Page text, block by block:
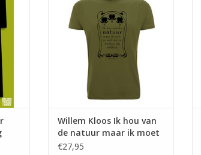
genomen van een boekband uit
1900
TOEVOEGEN AAN WINKELWAGEN
Willem Kloos Ik hou van
de natuur maar ik moet
er wel iets te drinken bij
€27,95